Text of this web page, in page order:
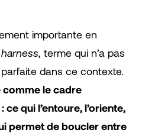
importante en
harness, terme qui n’a pas
dans ce contexte.
le cadre
qui l’entoure, l’oriente,
permet de boucler entre